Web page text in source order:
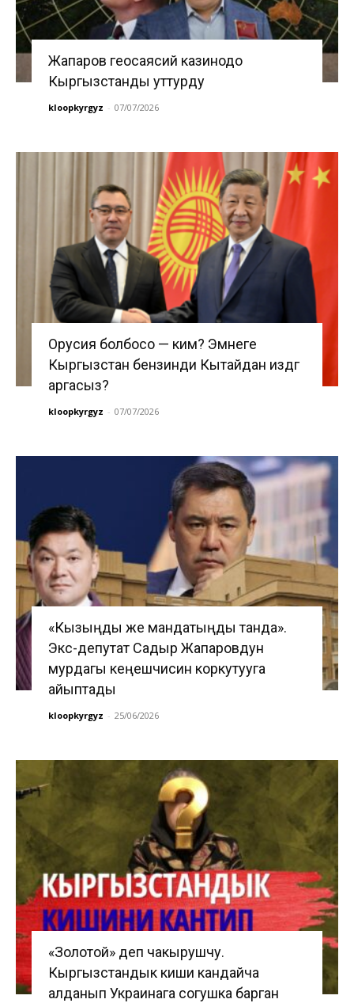
Жапаров геосаясий казинодо
Кыргызстанды уттурду
kloopkyrgyz - 07/07/2026
Орусия болбосо — ким? Эмнеге
Кыргызстан бензинди Кытайдан издөөгө
аргасыз?
kloopkyrgyz - 07/07/2026
«Кызыңды же мандатыңды танда».
Экс-депутат Садыр Жапаровдун
мурдагы кеңешчисин коркутууга
айыптады
kloopkyrgyz - 25/06/2026
«Золотой» деп чакырушчу.
Кыргызстандык киши кандайча
алданып Украинага согушка барган